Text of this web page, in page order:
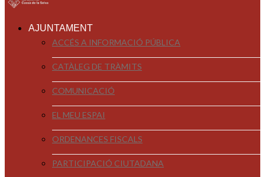
AJUNTAMENT
ACCÉS A INFORMACIÓ PÚBLICA
CATÀLEG DE TRÀMITS
COMUNICACIÓ
EL MEU ESPAI
ORDENANCES FISCALS
PARTICIPACIÓ CIUTADANA